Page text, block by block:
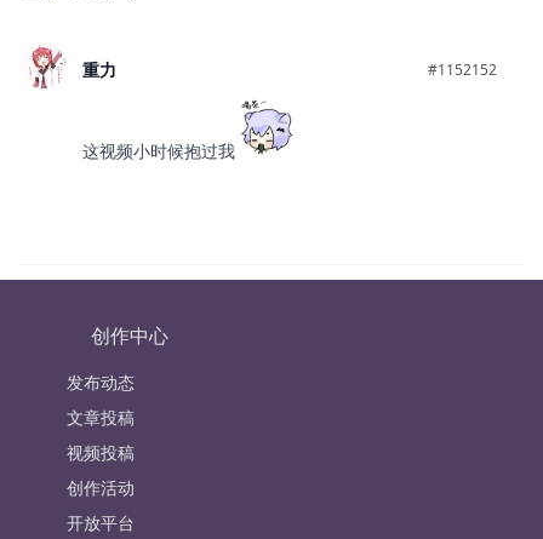
重力 #1152152
这视频小时候抱过我
创作中心
发布动态
文章投稿
视频投稿
创作活动
开放平台